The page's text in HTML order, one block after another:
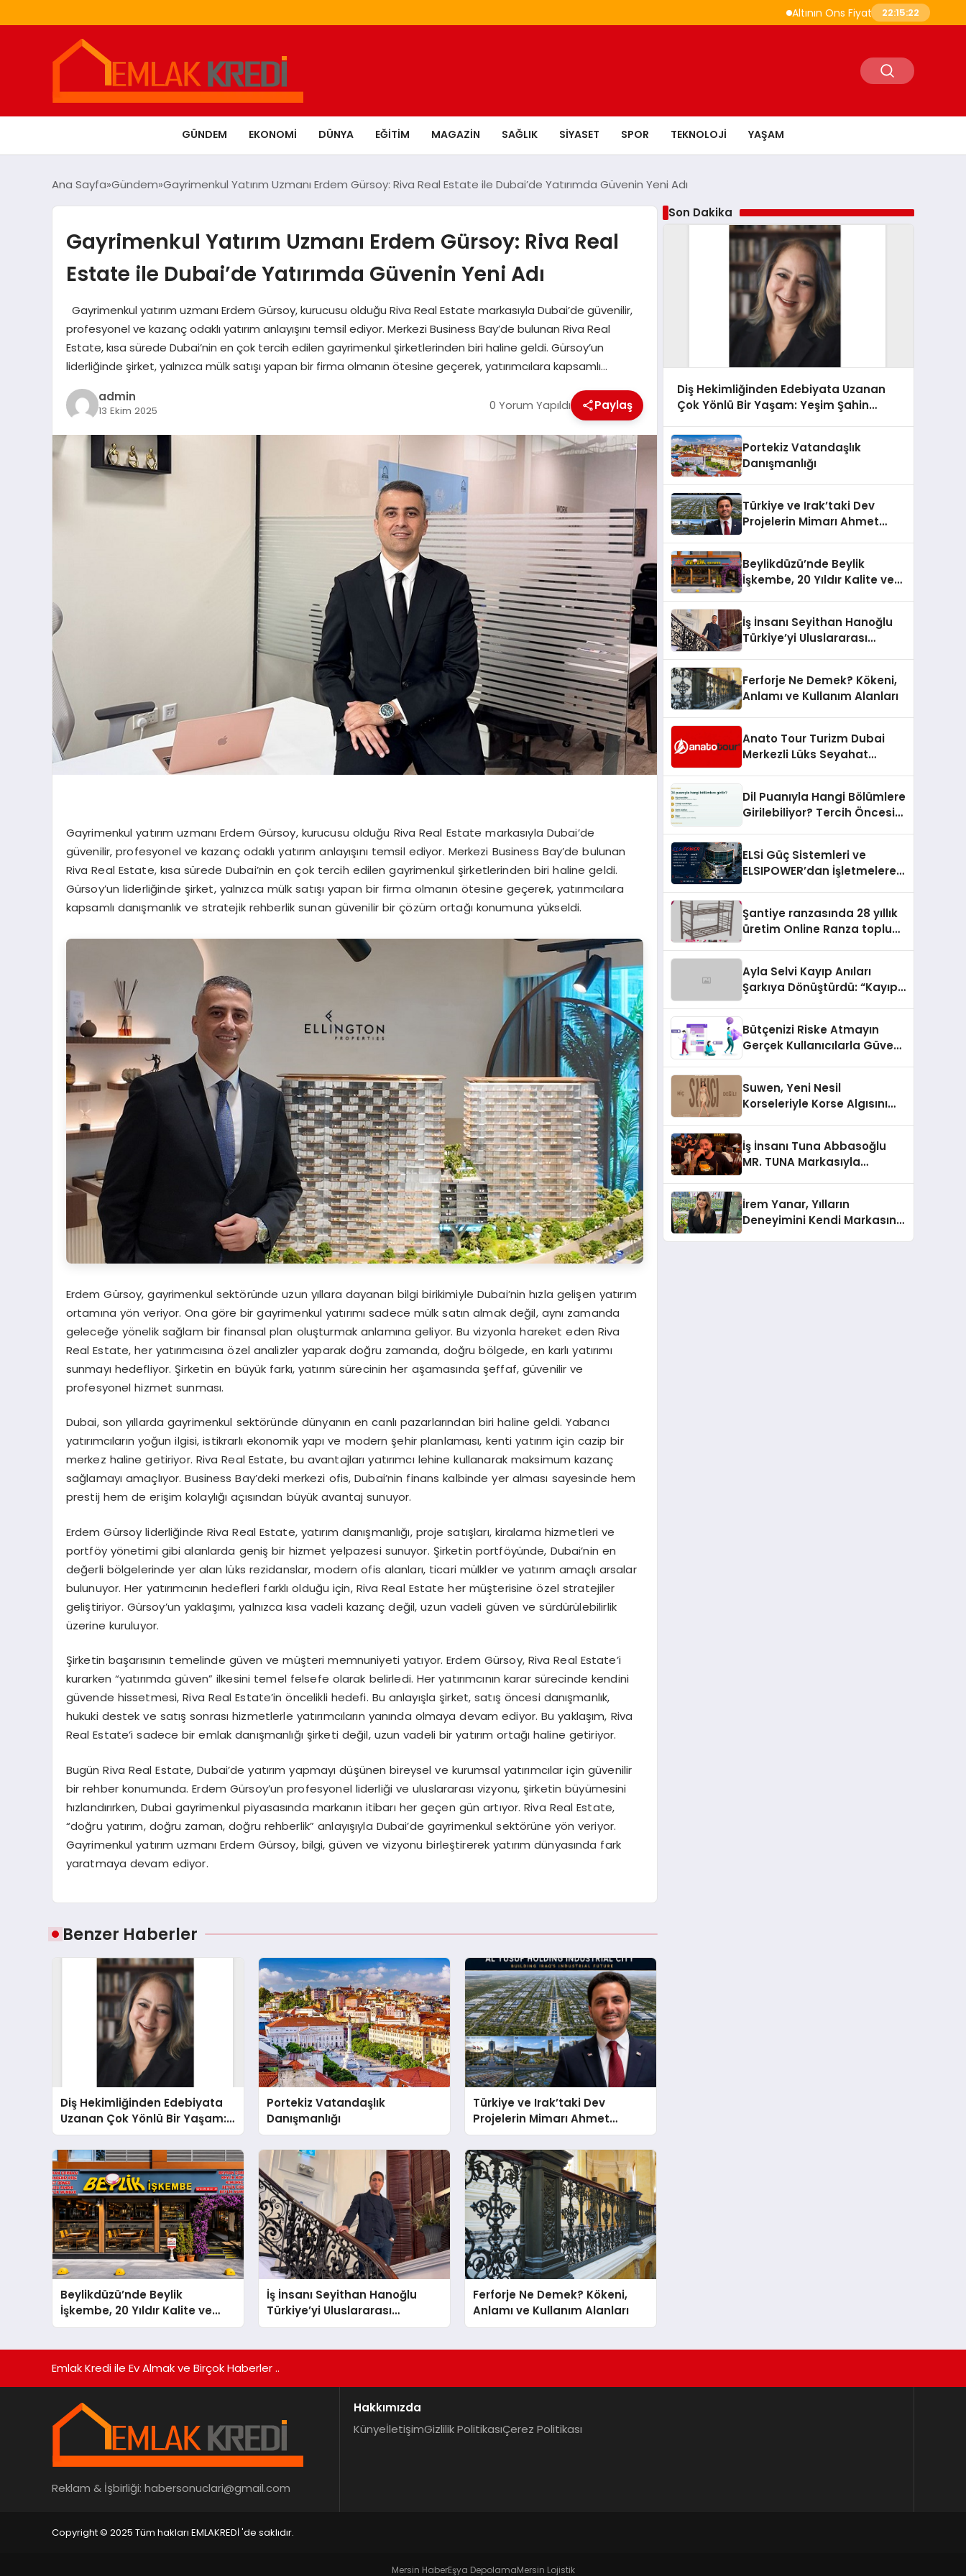
Altının Ons Fiyatı Temmuz Ayında
22:15:23
GÜNDEM EKONOMI DÜNYA EĞITIM MAGAZIN SAĞLIK SIYASET SPOR TEKNOLOJI YAŞAM
Ana Sayfa Gündem Gayrimenkul Yatırım Uzmanı Erdem Gürsoy: Riva Real Estate ile Dubai’de Yatırımda Güvenin Yeni Adı
Gayrimenkul Yatırım Uzmanı Erdem Gürsoy: Riva Real
Estate ile Dubai’de Yatırımda Güvenin Yeni Adı
Gayrimenkul yatırım uzmanı Erdem Gürsoy, kurucusu olduğu Riva Real Estate markasıyla Dubai’de güvenilir,
profesyonel ve kazanç odaklı yatırım anlayışını temsil ediyor. Merkezi Business Bay’de bulunan Riva Real
Estate, kısa sürede Dubai’nin en çok tercih edilen gayrimenkul şirketlerinden biri haline geldi. Gürsoy’un
liderliğinde şirket, yalnızca mülk satışı yapan bir firma olmanın ötesine geçerek, yatırımcılara kapsamlı…
admin
13 Ekim 2025 0 Yorum Yapıldı Paylaş
Gayrimenkul yatırım uzmanı Erdem Gürsoy, kurucusu olduğu Riva Real Estate markasıyla Dubai’de
güvenilir, profesyonel ve kazanç odaklı yatırım anlayışını temsil ediyor. Merkezi Business Bay’de bulunan
Riva Real Estate, kısa sürede Dubai’nin en çok tercih edilen gayrimenkul şirketlerinden biri haline geldi.
Gürsoy’un liderliğinde şirket, yalnızca mülk satışı yapan bir firma olmanın ötesine geçerek, yatırımcılara
kapsamlı danışmanlık ve stratejik rehberlik sunan güvenilir bir çözüm ortağı konumuna yükseldi.
Erdem Gürsoy, gayrimenkul sektöründe uzun yıllara dayanan bilgi birikimiyle Dubai’nin hızla gelişen yatırım
ortamına yön veriyor. Ona göre bir gayrimenkul yatırımı sadece mülk satın almak değil, aynı zamanda
geleceğe yönelik sağlam bir finansal plan oluşturmak anlamına geliyor. Bu vizyonla hareket eden Riva
Real Estate, her yatırımcısına özel analizler yaparak doğru zamanda, doğru bölgede, en karlı yatırımı
sunmayı hedefliyor. Şirketin en büyük farkı, yatırım sürecinin her aşamasında şeffaf, güvenilir ve
profesyonel hizmet sunması.
Dubai, son yıllarda gayrimenkul sektöründe dünyanın en canlı pazarlarından biri haline geldi. Yabancı
yatırımcıların yoğun ilgisi, istikrarlı ekonomik yapı ve modern şehir planlaması, kenti yatırım için cazip bir
merkez haline getiriyor. Riva Real Estate, bu avantajları yatırımcı lehine kullanarak maksimum kazanç
sağlamayı amaçlıyor. Business Bay’deki merkezi ofis, Dubai’nin finans kalbinde yer alması sayesinde hem
prestij hem de erişim kolaylığı açısından büyük avantaj sunuyor.
Erdem Gürsoy liderliğinde Riva Real Estate, yatırım danışmanlığı, proje satışları, kiralama hizmetleri ve
portföy yönetimi gibi alanlarda geniş bir hizmet yelpazesi sunuyor. Şirketin portföyünde, Dubai’nin en
değerli bölgelerinde yer alan lüks rezidanslar, modern ofis alanları, ticari mülkler ve yatırım amaçlı arsalar
bulunuyor. Her yatırımcının hedefleri farklı olduğu için, Riva Real Estate her müşterisine özel stratejiler
geliştiriyor. Gürsoy’un yaklaşımı, yalnızca kısa vadeli kazanç değil, uzun vadeli güven ve sürdürülebilirlik
üzerine kuruluyor.
Şirketin başarısının temelinde güven ve müşteri memnuniyeti yatıyor. Erdem Gürsoy, Riva Real Estate’i
kurarken “yatırımda güven” ilkesini temel felsefe olarak belirledi. Her yatırımcının karar sürecinde kendini
güvende hissetmesi, Riva Real Estate’in öncelikli hedefi. Bu anlayışla şirket, satış öncesi danışmanlık,
hukuki destek ve satış sonrası hizmetlerle yatırımcıların yanında olmaya devam ediyor. Bu yaklaşım, Riva
Real Estate’i sadece bir emlak danışmanlığı şirketi değil, uzun vadeli bir yatırım ortağı haline getiriyor.
Bugün Riva Real Estate, Dubai’de yatırım yapmayı düşünen bireysel ve kurumsal yatırımcılar için güvenilir
bir rehber konumunda. Erdem Gürsoy’un profesyonel liderliği ve uluslararası vizyonu, şirketin büyümesini
hızlandırırken, Dubai gayrimenkul piyasasında markanın itibarı her geçen gün artıyor. Riva Real Estate,
“doğru yatırım, doğru zaman, doğru rehberlik” anlayışıyla Dubai’de gayrimenkul sektörüne yön veriyor.
Gayrimenkul yatırım uzmanı Erdem Gürsoy, bilgi, güven ve vizyonu birleştirerek yatırım dünyasında fark
yaratmaya devam ediyor.
Benzer Haberler
Diş Hekimliğinden Edebiyata
Uzanan Çok Yönlü Bir Yaşam:
Yeşim Şahin Yaman
Portekiz Vatandaşlık
Danışmanlığı
Türkiye ve Irak’taki Dev
Projelerin Mimarı Ahmet
Hasan Salim Beyoğlu, 10
Milyon Metrekarelik “Al Yusuf
Holding Industrial City”
Projesini Hayata Geçirecek
Beylikdüzü’nde Beylik
İşkembe, 20 Yıldır Kalite ve
Lezzetin Değişmeyen Adresi
İş İnsanı Seyithan Hanoğlu
Türkiye’yi Uluslararası
Arenada Tanıtmayı Hedefliyor
Ferforje Ne Demek? Kökeni,
Anlamı ve Kullanım Alanları
Son Dakika
Diş Hekimliğinden Edebiyata Uzanan
Çok Yönlü Bir Yaşam: Yeşim Şahin
Portekiz Vatandaşlık
Danışmanlığı
Türkiye ve Irak’taki Dev
Projelerin Mimarı Ahmet
Holding Industrial City”
Projesini Hayata Geçirecek
Beylikdüzü’nde Beylik
İşkembe, 20 Yıldır Kalite ve
İş İnsanı Seyithan Hanoğlu
Türkiye’yi Uluslararası
Ferforje Ne Demek? Kökeni,
Anlamı ve Kullanım Alanları
Anato Tour Turizm Dubai
Merkezli Lüks Seyahat
Dil Puanıyla Hangi Bölümlere
Girilebiliyor? Tercih Öncesi
ELSİ Güç Sistemleri ve
ELSIPOWER’dan İşletmelere
Şantiye ranzasında 28 yıllık
üretim Online Ranza toplu
Ayla Selvi Kayıp Anıları
Şarkıya Dönüştürdü: “Kayıp
Bütçenizi Riske Atmayın
Gerçek Kullanıcılarla Güvenli
Suwen, Yeni Nesil
Korseleriyle Korse Algısını
İş İnsanı Tuna Abbasoğlu
MR. TUNA Markasıyla
İrem Yanar, Yılların
Deneyimini Kendi Markasına
Emlak Kredi ile Ev Almak ve Birçok Haberler ..
Reklam & İşbirliği: habersonuclari@gmail.com
Hakkımızda
KünyeİletişimGizlilik PolitikasıÇerez Politikası
Copyright © 2025 Tüm hakları EMLAKREDİ 'de saklıdır.
Mersin HaberEşya DepolamaMersin Lojistik